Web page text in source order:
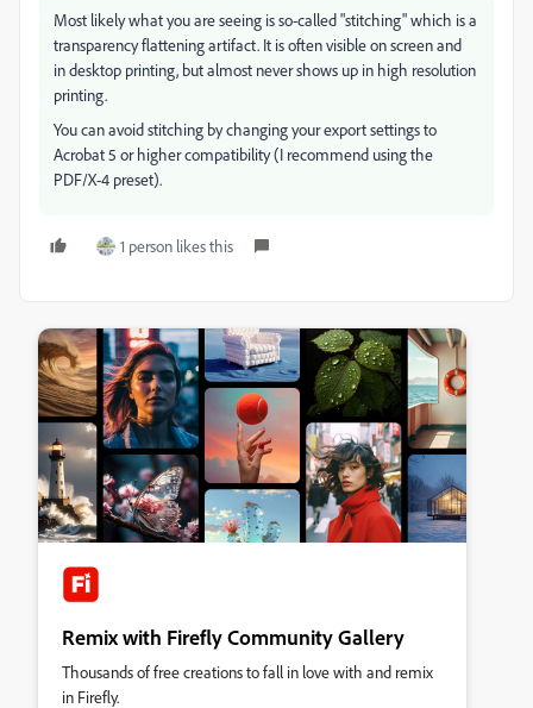
Most likely what you are seeing is so-called "stitching" which is a
transparency flattening artifact. It is often visible on screen and
in desktop printing, but almost never shows up in high resolution
printing.
You can avoid stitching by changing your export settings to
Acrobat 5 or higher compatibility (I recommend using the
PDF/X-4 preset).
1 person likes this
Remix with Firefly Community Gallery
Thousands of free creations to fall in love with and remix
in Firefly.